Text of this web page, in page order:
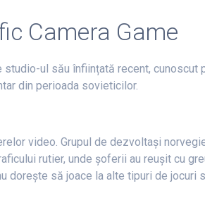
Camera Game
ul său înființată recent, cunoscut
din perioada sovieticilor.
video. Grupul de dezvoltași
rutier, unde șoferii au reușit cu
dorește să joace la alte tipuri de jocuri